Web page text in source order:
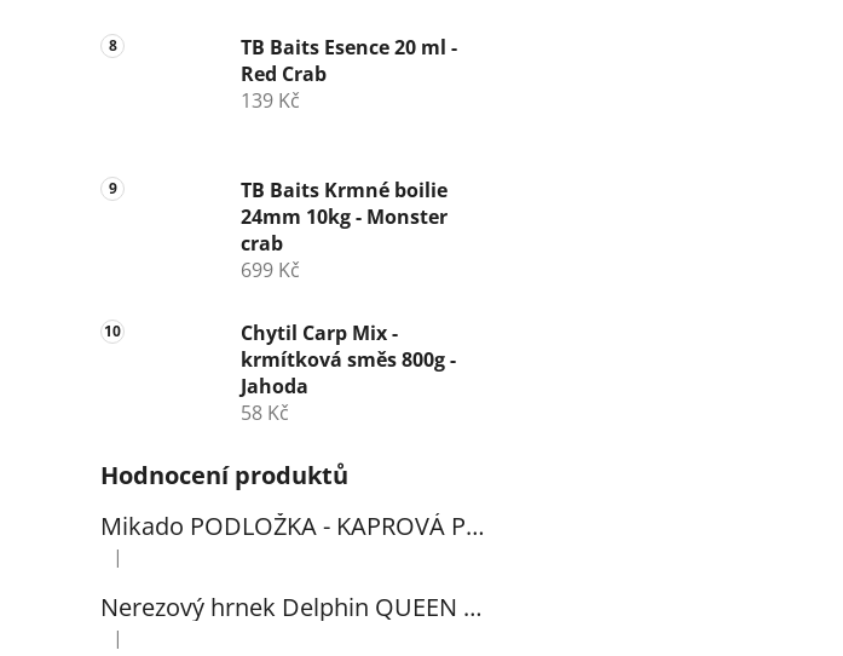
TB Baits Esence 20 ml -
Red Crab
139 Kč
TB Baits Krmné boilie
24mm 10kg - Monster
crab
699 Kč
Chytil Carp Mix -
krmítková směs 800g -
Jahoda
58 Kč
Hodnocení produktů
Mikado PODLOŽKA - KAPROVÁ PRO VYHÁČKOVÁNÍ S METREM - (102x60cm) - 1ks
Hodnocení produktu je 5 z 5 hvězdiček.
|
Nerezový hrnek Delphin QUEEN 300ml
Hodnocení produktu je 5 z 5 hvězdiček.
|